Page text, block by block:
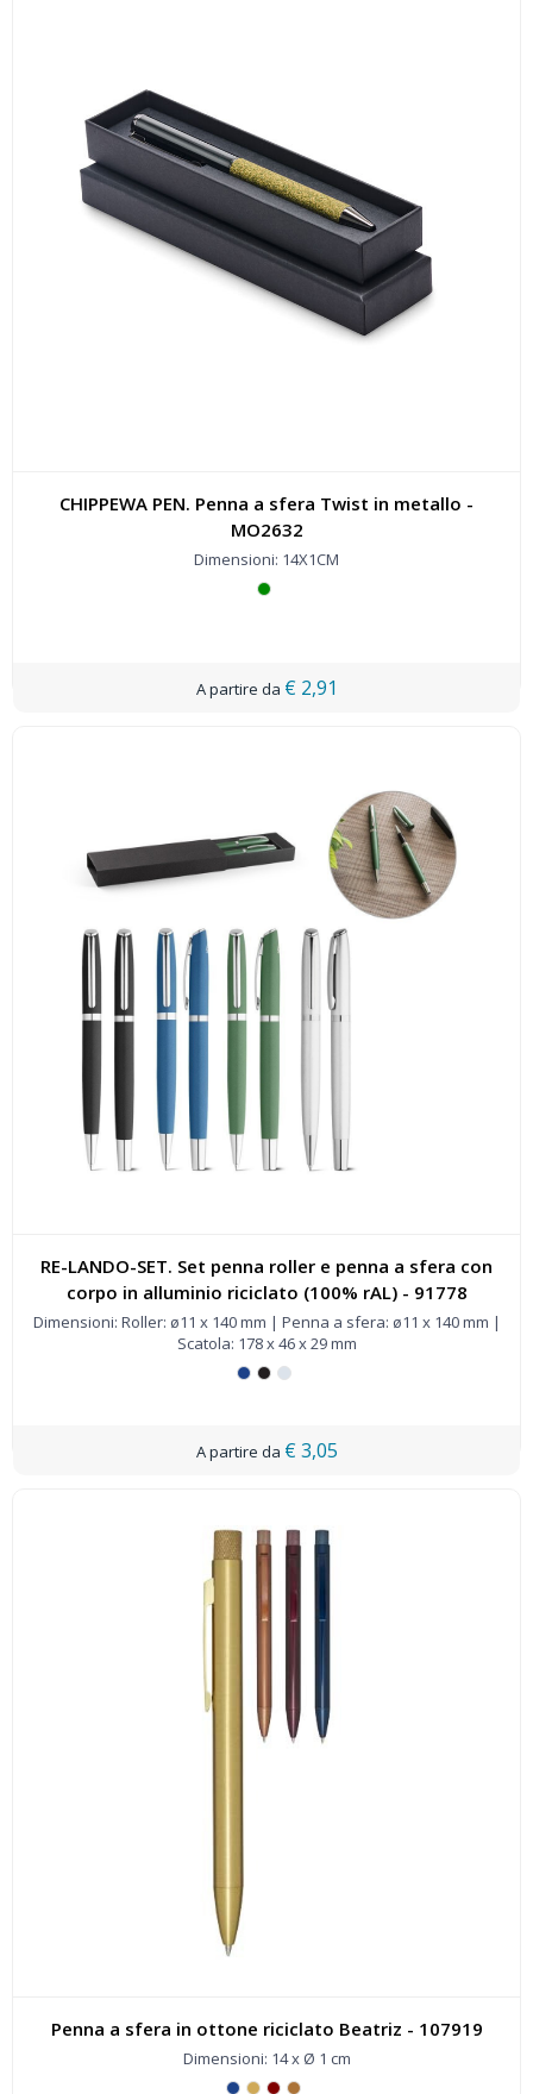
CHIPPEWA PEN. Penna a sfera Twist in metallo -
MO2632
Dimensioni: 14X1CM
€ 2,91
RE-LANDO-SET. Set penna roller e penna a sfera con
corpo in alluminio riciclato (100% rAL) - 91778
Dimensioni: Roller: ø11 x 140 mm | Penna a sfera: ø11 x 140 mm |
Scatola: 178 x 46 x 29 mm
€ 3,05
Penna a sfera in ottone riciclato Beatriz - 107919
Dimensioni: 14 x Ø 1 cm